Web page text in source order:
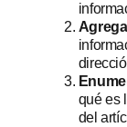
qué es
del